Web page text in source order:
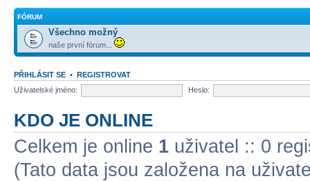
FÓRUM
Všechno možný
naše první fórum...
PŘIHLÁSIT SE • REGISTROVAT
Uživatelské jméno:
Heslo:
KDO JE ONLINE
Celkem je online 1 uživatel :: 0
(Tato data jsou založena na